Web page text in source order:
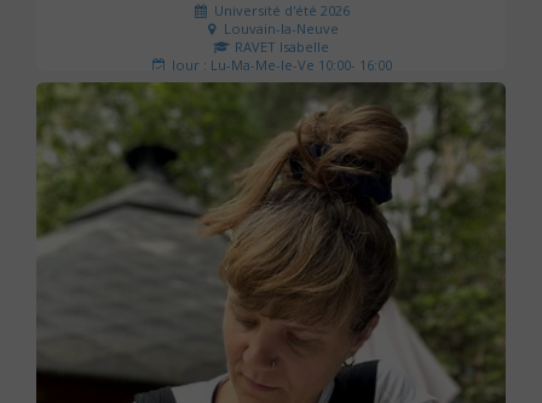
Université d'été 2026
Louvain-la-Neuve
RAVET Isabelle
Jour : Lu-Ma-Me-Je-Ve 10:00- 16:00
Nombre de séances : 2